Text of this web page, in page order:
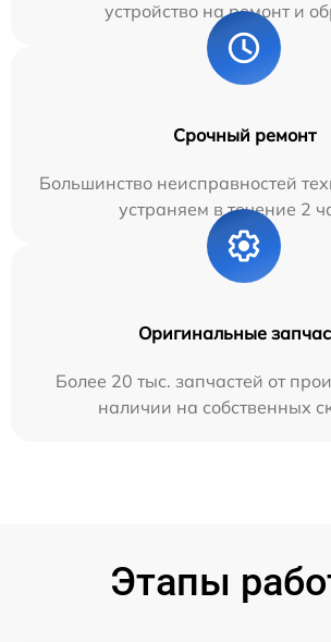
устройство на ремонт и
Срочный ремонт
Большинство неисправностей
устраняем в течение 2
Оригинальные
Более 20 тыс. запчастей от
наличии на собственных
Этапы